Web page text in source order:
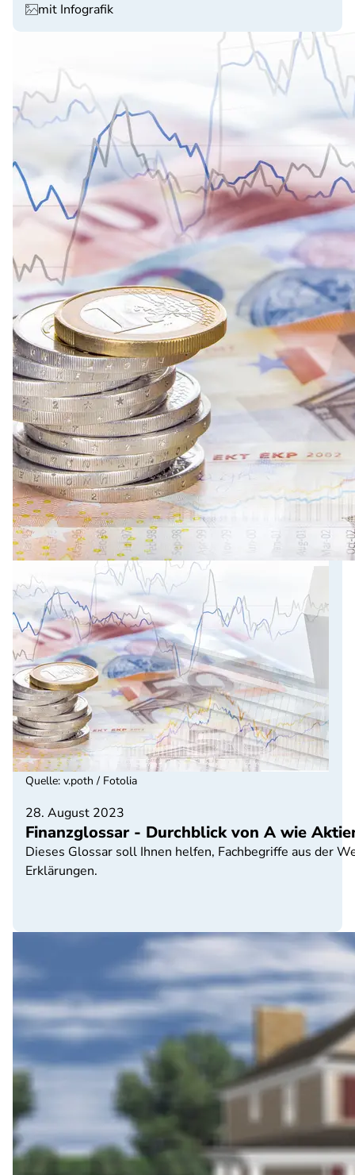
mit Infografik
28. August 2023
Finanzglossar - Durchblick von A wie
Dieses Glossar soll Ihnen helfen, Fachbegriffe aus der
Erklärungen.
Quelle: v.poth / Fotolia